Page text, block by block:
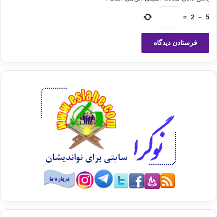
کشد و لازم است زودتر برگردند. در این وقت /انان در جزیره پراکنده می
شوند، معدودی از ایشان با شتاب کارهای خود را به انجام رسانیده به کشتی
بر می گردند و می بینند که کشتی خلوت است و طبق دلخواه جایی باز و با
وسعت برای خود انتخاب می کنند. عده ی دیگر به تماشای مناظر زیبا و دیدن
گلها و سنگهای قیمتی و عجایب جنگلها و استماع آواز پرندگان جزیره سرگرم
از پرداختن به دیدنیهای جزیره فریفته ی سنگهای بهادار شده مقدار زیادی از
صدفها و سنگ ها و جواهر بر می دارند و وقتی که به کشتی بر می گردند
مجبورند در محلهای پست و بسیار تنگ قرار گیرند و بار گران سنگها را که بر
فشار و تنگی محل افزوده است، تحمل کنند، حرص و آز اجازه نمی دهد که
آنها را از خود دور کنند و برای آنها محلی در اختیار ندارند ناچار باید بر دوش
حمل کنند و پشتشان زیر بار گران خم گردد. جمعی دیگر چون وارد جنگلها
شوند مسافرت و کشتی را فراموش کرده به چیدن گلها و خوردن میوه های
گوناگون می پردازند و هر چند از حمله ی ناگهانی درندگان و پیش آمدهای بد
بیمناک هستند، نمی توانند از این لذتهای موقت صرف نظر کنند و پس از
کشتی نمی بینند و بعد از مدت کوتاهی شکار درندگان می شوند و بقایای
5
−
2
=